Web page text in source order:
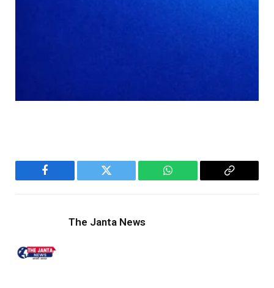
Facebook Twitter WhatsApp
Copy
The Janta News